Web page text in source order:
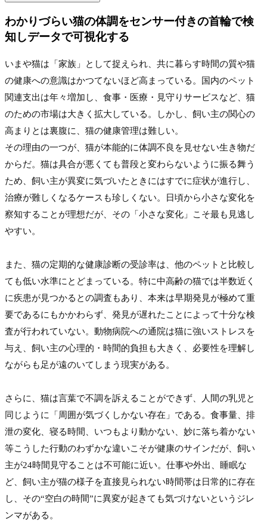
わかりづらい猫の体調をセンサー付きの首輪で検
知しデータで可視化する
いまや猫は「家族」として捉えられ、共に暮らす時間の質や猫
の健康への意識はかつてないほど高まっている。国内のペット
関連支出は年々増加し、食事・医療・見守りサービスなど、猫
のための市場は大きく拡大している。しかし、飼い主の関心の
高まりとは裏腹に、猫の健康管理は難しい。
その理由の一つが、猫が本能的に体調不良を見せない生き物だ
からだ。猫は具合が悪くても普段と変わらないように振る舞う
ため、飼い主が異変に気づいたときにはすでに症状が進行し、
治療が難しくなるケースも珍しくない。日頃から小さな変化を
察知することが理想だが、その「小さな変化」こそ最も見逃し
やすい。
また、猫の定期的な健康診断の受診率は、他のペットと比較し
ても低い水準にとどまっている。特に中高齢の猫では半数近く
に疾患が見つかるとの調査もあり、本来は早期発見が極めて重
要であるにもかかわらず、発見が遅れたことによって十分な検
査が行われていない。動物病院への通院は猫に強いストレスを
与え、飼い主の心理的・時間的負担も大きく、必要性を理解し
ながらも足が遠のいてしまう現実がある。
さらに、猫は言葉で不調を訴えることができず、人間の乳児と
同じように「周囲が気づくしかない存在」である。食事量、排
泄の変化、寝る時間、いつもより動かない、妙に落ち着かない
等こうした行動のわずかな違いこそが健康のサインだが、飼い
主が24時間見守ることは不可能に近い。仕事や外出、睡眠な
ど、飼い主が猫の様子を直接見られない時間帯は日常的に存在
し、その“空白の時間”に異変が起きても気づけないというジレ
ンマがある。